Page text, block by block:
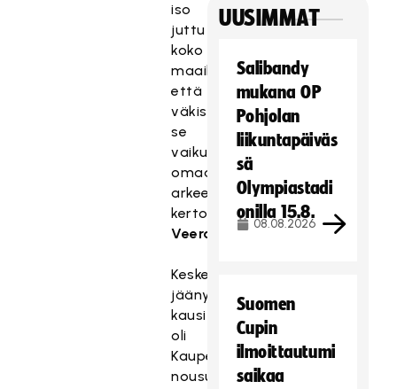
iso
juttu
koko
maailmassa,
että
väkisinkin
se
vaikuttaa
omaan
arkeen,
kertoo
Veera
Kesken
jäänyt
kausi
oli
Kaupeilla
nousujohteinen.
UUSIMMAT
Salibandy
mukana OP
Pohjolan
liikuntapäiväs
sä
Olympiastadi
onilla 15.8.
08.08.2026
Suomen
Cupin
ilmoittautumi
saikaa